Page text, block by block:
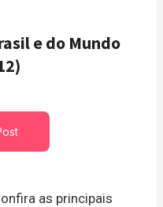
e do Mundo
as principais